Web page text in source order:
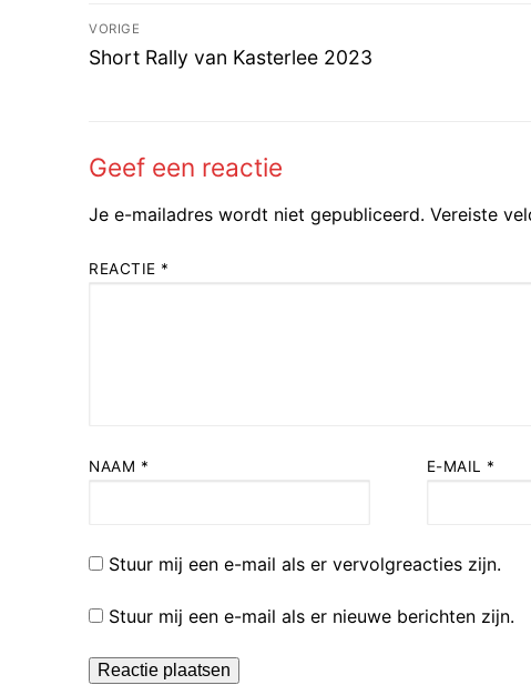
Bericht
navigatie
VORIGE
Vorig
Short Rally van Kasterlee 2023
Geef een reactie
Je e-mailadres wordt niet gepubliceerd. Vereiste
REACTIE *
NAAM * E-MAIL *
Stuur mij een e-mail als er vervolgreacties zijn.
Stuur mij een e-mail als er nieuwe berichten zijn.